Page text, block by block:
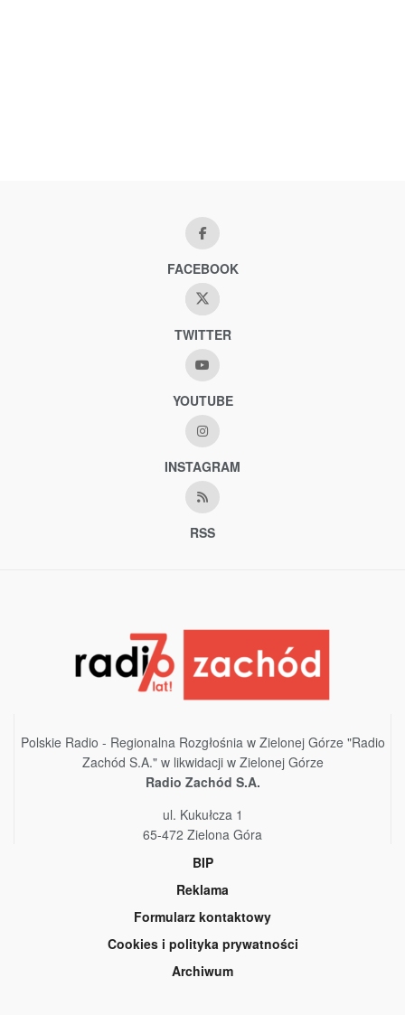
FACEBOOK
TWITTER
YOUTUBE
INSTAGRAM
RSS
Polskie Radio - Regionalna Rozgłośnia w Zielonej Górze "Radio
Zachód S.A." w likwidacji w Zielonej Górze
Radio Zachód S.A.
ul. Kukułcza 1
65-472 Zielona Góra
BIP
Reklama
Formularz kontaktowy
Cookies i polityka prywatności
Archiwum